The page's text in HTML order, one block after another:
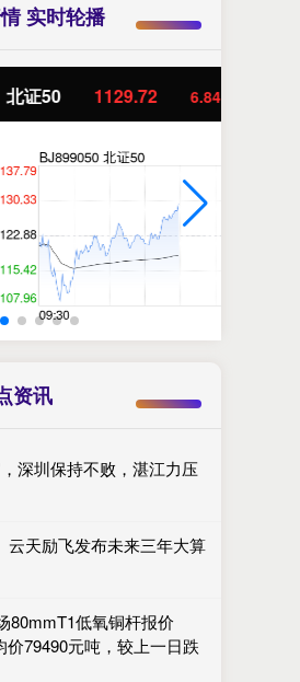
实时轮播
6.84 0.61%
资讯
深圳保持不败，湛江力压
天励飞发布未来三年大算
80mmT1低氧铜杆报价
79490元吨，较上一日跌